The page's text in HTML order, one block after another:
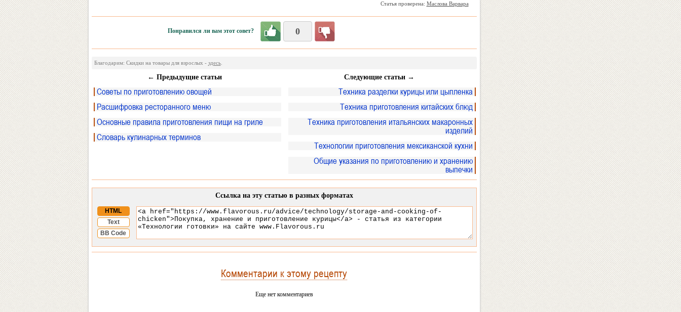
Статья проверена: Маслова Варвара
Понравился ли вам этот совет? 0
Благодарим: Скидки на товары для взрослых - здесь.
← Предыдущие статьи
Советы по приготовлению овощей
Расшифровка ресторанного меню
Основные правила приготовления пищи на гриле
Словарь кулинарных терминов
Следующие статьи →
Техника разделки курицы или цыпленка
Техника приготовления китайских блюд
Техника приготовления итальянских макаронных
изделий
Технологии приготовления мексиканской кухни
Общие указания по приготовлению и хранению
выпечки
Ссылка на эту статью в разных форматах
HTML
Text
BB Code
Комментарии к этому рецепту
Еще нет комментариев